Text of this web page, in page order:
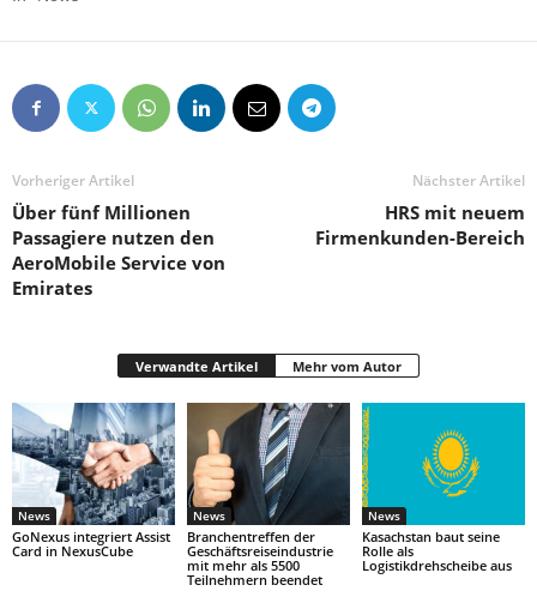
Vorheriger Artikel
Über fünf Millionen
Passagiere nutzen den
AeroMobile Service von
Emirates
Nächster Artikel
HRS mit neuem
Firmenkunden-Bereich
Verwandte Artikel Mehr vom Autor
News
GoNexus integriert Assist
Card in NexusCube
News
Branchentreffen der
Geschäftsreiseindustrie
mit mehr als 5500
Teilnehmern beendet
News
Kasachstan baut seine
Rolle als
Logistikdrehscheibe aus